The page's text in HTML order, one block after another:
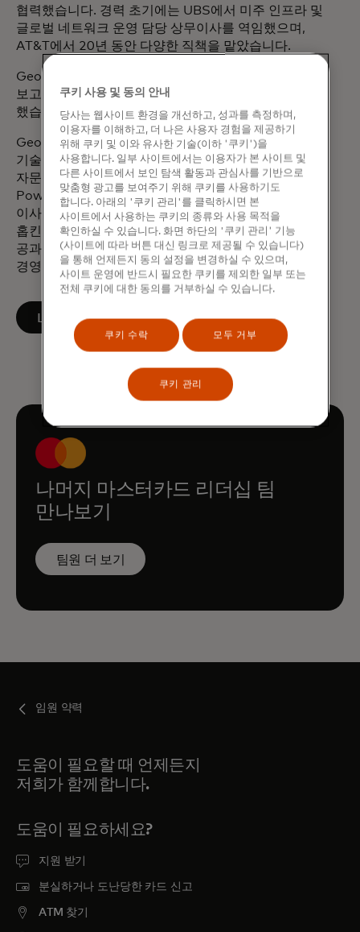
협력했습니다. 경력 초기에는 UBS에서 미주 인프라 및
글로벌 네트워크 운영 담당 상무이사를 역임했으며,
AT&T에서 20년 동안 다양한 직책을 맡았습니다.
George는 리더십에 대한 통찰력을 인정받아 금융 기술
보고서에서 10대 금융 CTO 중 한 명으로 선정되기도
했습니다.
George는 기술 비즈니스 관리 위원회 이사회, CNBC
기술 경영진 위원회, BT 자문위원회, 팔로알토
자문위원회의 위원으로 활동하고 있습니다. 또한
PowerMyLearning 전국 이사회와 SustainableIT.org
이사회에서 부회장을 맡고 있습니다. George는 존스
홉킨스 대학교에서 기계공학 학사, 스티븐스
공과대학교에서 기술 관리 석사, 포드햄 가벨리
경영대학원에서 재무학 MBA를 취득했습니다.
LinkedIn에서 팔로우하기
새 탭에서 열림
나머지 마스터카드 리더십 팀
만나보기
팀원 더 보기
임원 약력
도움이 필요할 때 언제든지
저희가 함께합니다.
도움이 필요하세요?
지원 받기
분실하거나 도난당한 카드 신고
ATM 찾기
쿠키 사용 및 동의 안내
당사는 웹사이트 환경을 개선하고, 성과를 측정하며,
이용자를 이해하고, 더 나은 사용자 경험을 제공하기
위해 쿠키 및 이와 유사한 기술(이하 '쿠키')을
사용합니다. 일부 사이트에서는 이용자가 본 사이트 및
다른 사이트에서 보인 탐색 활동과 관심사를 기반으로
맞춤형 광고를 보여주기 위해 쿠키를 사용하기도
합니다. 아래의 '쿠키 관리'를 클릭하시면 본
사이트에서 사용하는 쿠키의 종류와 사용 목적을
확인하실 수 있습니다. 화면 하단의 '쿠키 관리' 기능
(사이트에 따라 버튼 대신 링크로 제공될 수 있습니다)
을 통해 언제든지 동의 설정을 변경하실 수 있으며,
사이트 운영에 반드시 필요한 쿠키를 제외한 일부 또는
전체 쿠키에 대한 동의를 거부하실 수 있습니다.
쿠키 수락 모두 거부
쿠키 관리